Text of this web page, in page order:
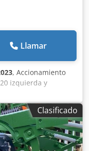
Llamar
, Accionamiento
izquierda y
y derecha
izquierda y
tubular,
abatible,
para sistema
A Tzwopfx Abrjck
Clasificado